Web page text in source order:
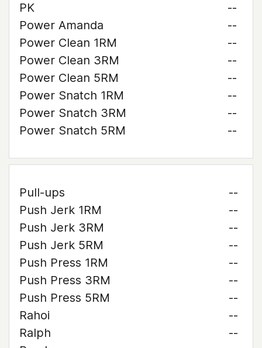
PK
--
Power Amanda
--
Power Clean 1RM
--
Power Clean 3RM
--
Power Clean 5RM
--
Power Snatch 1RM
--
Power Snatch 3RM
--
Power Snatch 5RM
--
Pull-ups
--
Push Jerk 1RM
--
Push Jerk 3RM
--
Push Jerk 5RM
--
Push Press 1RM
--
Push Press 3RM
--
Push Press 5RM
--
Rahoi
--
Ralph
--